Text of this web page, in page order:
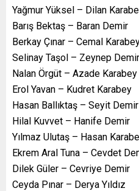
Yağmur Yüksel – Dilan
Barış Bektaş – Baran Demir
Berkay Çınar – Cemal
Selinay Taşol – Zeynep Demir
Nalan Örgüt – Azade Karabey
Erol Yavan – Kudret Karabey
Hasan Ballıktaş – Seyit Demir
Hilal Kuvvet – Hanife Demir
Yılmaz Ulutaş – Hasan
Ekrem Aral Tuna – Cevdet
Dilek Güler – Cevriye Demir
Ceyda Pınar – Derya Yıldız